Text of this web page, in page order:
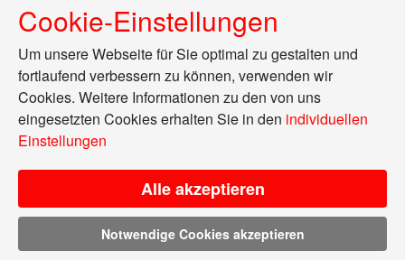
Cookie-Einstellungen
Um unsere Webseite für Sie optimal zu gestalten und
fortlaufend verbessern zu können, verwenden wir
Cookies. Weitere Informationen zu den von uns
eingesetzten Cookies erhalten Sie in den individuellen
Einstellungen
Alle akzeptieren
Notwendige Cookies akzeptieren